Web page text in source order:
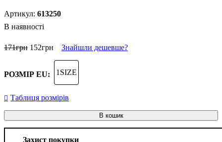
613250
В наявності
171грн 152грн Знайшли дешевше?
РОЗМІР EU: 1SIZE
Таблиця розмірів
В кошик
Захист покупки